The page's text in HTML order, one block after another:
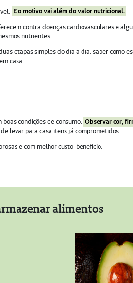
E o motivo vai além do valor nutricional.
contra doenças cardiovasculares e
nutrientes.
etapas simples do dia a dia: saber como
casa.
condições de consumo. Observar cor,
levar para casa itens já comprometidos.
e com melhor custo-benefício.
alimentos